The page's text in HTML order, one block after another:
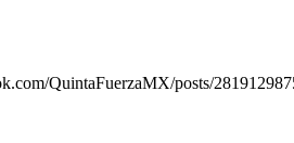
QuintaFuerzaMX/posts/